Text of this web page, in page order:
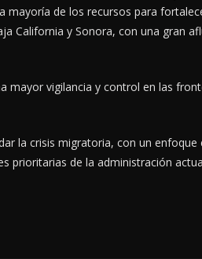
mayoría de los recursos para
California y Sonora, con una gran
mayor vigilancia y control en las
la crisis migratoria, con un enfoque
prioritarias de la administración